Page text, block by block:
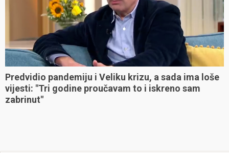
Predvidio pandemiju i Veliku krizu, a sada ima loše
vijesti: "Tri godine proučavam to i iskreno sam
zabrinut"